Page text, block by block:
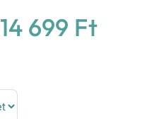
14 699 Ft